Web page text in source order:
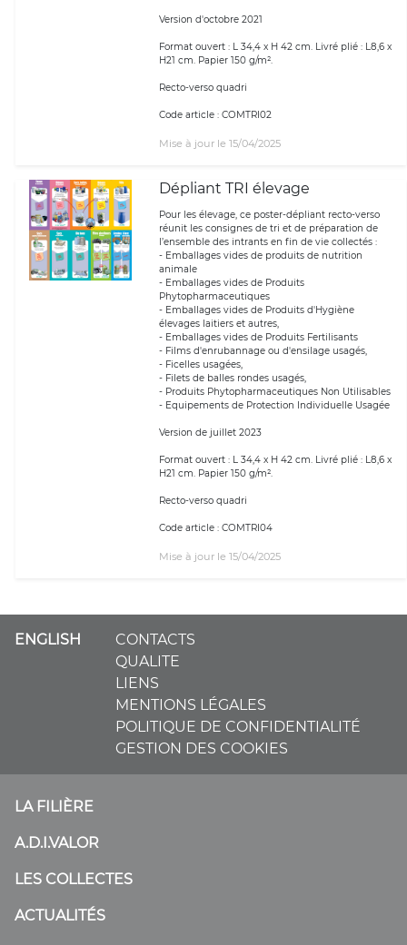
Version d'octobre 2021
Format ouvert : L 34,4 x H 42 cm. Livré plié : L8,6 x
H21 cm. Papier 150 g/m².
Recto-verso quadri
Code article : COMTRI02
Mise à jour le 15/04/2025
Dépliant TRI élevage
Pour les élevage, ce poster-dépliant recto-verso
réunit les consignes de tri et de préparation de
l’ensemble des intrants en fin de vie collectés :
- Emballages vides de produits de nutrition
animale
- Emballages vides de Produits
Phytopharmaceutiques
- Emballages vides de Produits d'Hygiène
élevages laitiers et autres,
- Emballages vides de Produits Fertilisants
- Films d'enrubannage ou d'ensilage usagés,
- Ficelles usagées,
- Filets de balles rondes usagés,
- Produits Phytopharmaceutiques Non Utilisables
- Equipements de Protection Individuelle Usagée
Version de juillet 2023
Format ouvert : L 34,4 x H 42 cm. Livré plié : L8,6 x
H21 cm. Papier 150 g/m².
Recto-verso quadri
Code article : COMTRI04
Mise à jour le 15/04/2025
ENGLISH
CONTACTS
QUALITE
LIENS
MENTIONS LÉGALES
POLITIQUE DE CONFIDENTIALITÉ
GESTION DES COOKIES
LA FILIÈRE
A.D.I.VALOR
LES COLLECTES
ACTUALITÉS